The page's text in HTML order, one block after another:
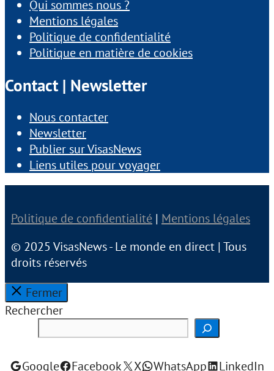
Qui sommes nous ?
Mentions légales
Politique de confidentialité
Politique en matière de cookies
Contact | Newsletter
Nous contacter
Newsletter
Publier sur VisasNews
Liens utiles pour voyager
Politique de confidentialité | Mentions légales
© 2025 VisasNews - Le monde en direct | Tous
droits réservés
Fermer
Rechercher
Google Facebook X WhatsApp LinkedIn